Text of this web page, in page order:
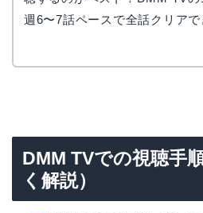
週6〜7話ペースで全話クリアで
DMM TVでの視聴手
く解説）